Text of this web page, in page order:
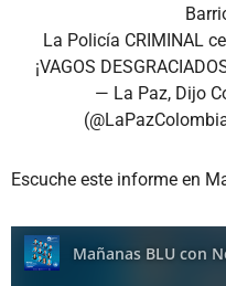
La Policía CRIMINAL
¡VAGOS
— La Paz, Dijo
Escuche este informe en